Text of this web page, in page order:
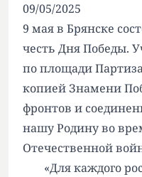
09/05/2025
9 мая в Брянске
честь Дня Победы.
по площади
копией Знамени
фронтов и
нашу Родину во
Отечественной
«Для каждого